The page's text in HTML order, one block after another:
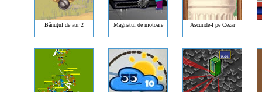
Bănuţul de aur 2 Magnatul de motoare Ascunde-l pe Cezar